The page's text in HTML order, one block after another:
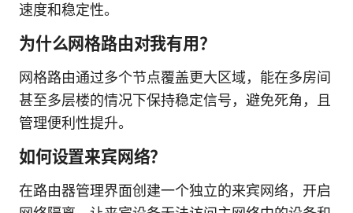
速度和稳定性。
为什么网格路由对我有用？
网格路由通过多个节点覆盖更大区域，能在多房间
甚至多层楼的情况下保持稳定信号，避免死角，且
管理便利性提升。
如何设置来宾网络？
在路由器管理界面创建一个独立的来宾网络，开启